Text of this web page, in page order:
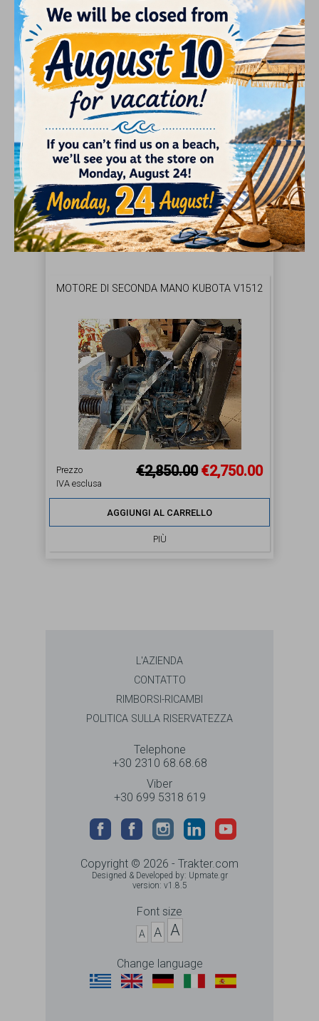
INVIARE
MOTORE DI SECONDA MANO KUBOTA V1512
Prezzo
IVA esclusa
€2,850.00 €2,750.00
AGGIUNGI AL CARRELLO
PIÙ
L'AZIENDA
CONTATTO
RIMBORSI-RICAMBI
POLITICA SULLA RISERVATEZZA
Telephone
+30 2310 68.68.68
Viber
+30 699 5318 619
Copyright © 2026 - Trakter.com
Designed & Developed by: Upmate.gr
version: v1.8.5
Font size
A A A
Change language